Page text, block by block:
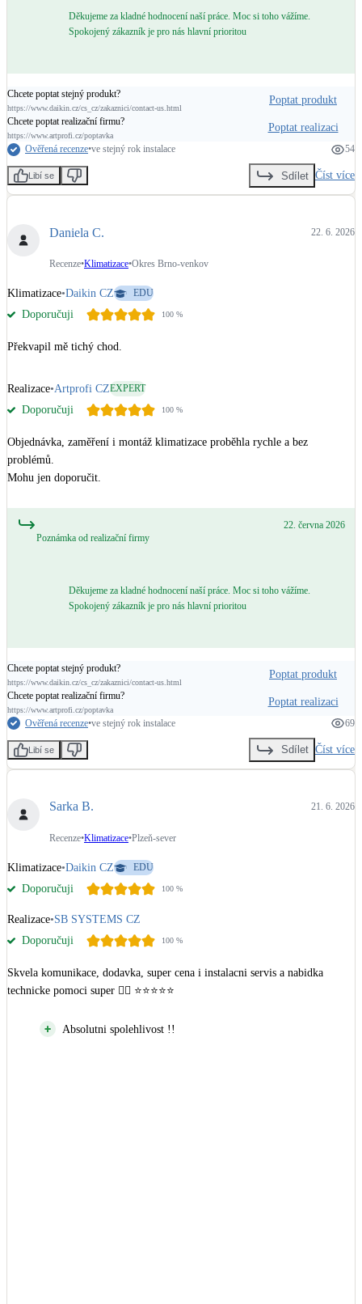
Děkujeme za kladné hodnocení naší práce. Moc si toho vážíme.
Spokojený zákazník je pro nás hlavní prioritou
Chcete poptat stejný produkt?
https://www.daikin.cz/cs_cz/zakaznici/contact-us.html
Poptat produkt
Chcete poptat realizační firmu?
https://www.artprofi.cz/poptavka
Poptat realizaci
Ověřená recenze•ve stejný rok instalace 54
Libí se Sdílet Číst více
Daniela C. 22. 6. 2026
Recenze•Klimatizace•Okres Brno-venkov
Klimatizace•Daikin CZ EDU
Doporučuji 100 %
Překvapil mě tichý chod.
Realizace•Artprofi CZEXPERT
Doporučuji 100 %
Objednávka, zaměření i montáž klimatizace proběhla rychle a bez
problémů.
Mohu jen doporučit.
Poznámka od realizační firmy
22. června 2026
Děkujeme za kladné hodnocení naší práce. Moc si toho vážíme.
Spokojený zákazník je pro nás hlavní prioritou
Chcete poptat stejný produkt?
https://www.daikin.cz/cs_cz/zakaznici/contact-us.html
Poptat produkt
Chcete poptat realizační firmu?
https://www.artprofi.cz/poptavka
Poptat realizaci
Ověřená recenze•ve stejný rok instalace 69
Libí se Sdílet Číst více
Sarka B. 21. 6. 2026
Recenze•Klimatizace•Plzeň-sever
Klimatizace•Daikin CZ EDU
Doporučuji 100 %
Realizace•SB SYSTEMS CZ
Doporučuji
100 %
Skvela komunikace, dodavka, super cena i instalacni servis a nabidka
technicke pomoci super 👍🏼 ⭐️⭐️⭐️⭐️⭐️
Absolutni spolehlivost !!